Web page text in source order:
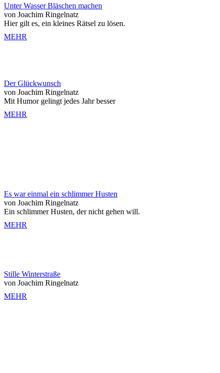
Unter Wasser Bläschen machen
von Joachim Ringelnatz
Hier gilt es, ein kleines Rätsel zu lösen.
MEHR
Der Glückwunsch
von Joachim Ringelnatz
Mit Humor gelingt jedes Jahr besser
MEHR
Es war einmal ein schlimmer Husten
von Joachim Ringelnatz
Ein schlimmer Husten, der nicht gehen will.
MEHR
Stille Winterstraße
von Joachim Ringelnatz
MEHR